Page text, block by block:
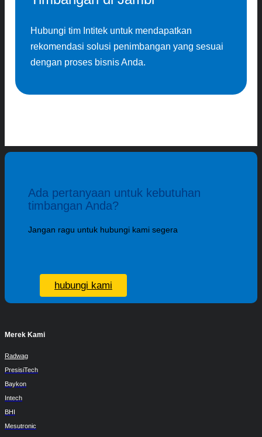
Hubungi tim Intitek untuk mendapatkan
rekomendasi solusi penimbangan yang sesuai
dengan proses bisnis Anda.
Ada pertanyaan untuk kebutuhan
timbangan Anda?
Jangan ragu untuk hubungi kami segera
hubungi kami
Merek Kami
Radwag
PresisiTech
Baykon
Intech
BHI
Mesutronic